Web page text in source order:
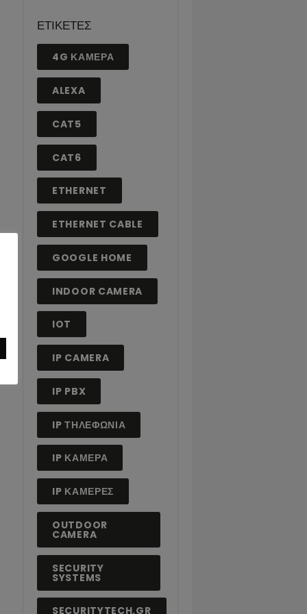
Μάιος 2019
Δεκέμβριος 2017
Νοέμβριος 2017
ΕΤΙΚΈΤΕΣ
4G ΚΆΜΕΡΑ
ALEXA
CAT5
CAT6
ETHERNET
ETHERNET CABLE
GOOGLE HOME
INDOOR CAMERA
IOT
IP CAMERA
IP PBX
IP ΤΗΛΕΦΩΝΊΑ
IP ΚΆΜΕΡΑ
IP ΚΑΜΕΡΕΣ